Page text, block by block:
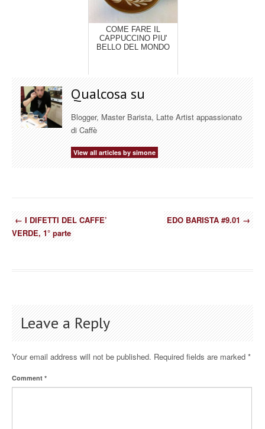
COME FARE IL
CAPPUCCINO PIU'
BELLO DEL MONDO
Qualcosa su
Blogger, Master Barista, Latte Artist appassionato
di Caffè
View all articles by simone
←I DIFETTI DEL CAFFE’
VERDE, 1° parte
EDO BARISTA #9.01→
Leave a Reply
Your email address will not be published. Required fields are marked *
Comment *